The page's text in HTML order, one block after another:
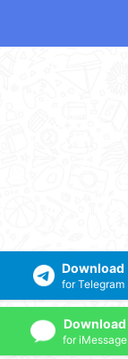
Download
for Telegram
Download
for iMessage